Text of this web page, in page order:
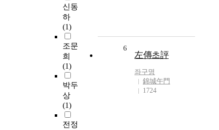
신동
하
(1)
조문
희
(1)
박두
상
(1)
전정
6
左傳초評
좌구명
錦城午門
1724